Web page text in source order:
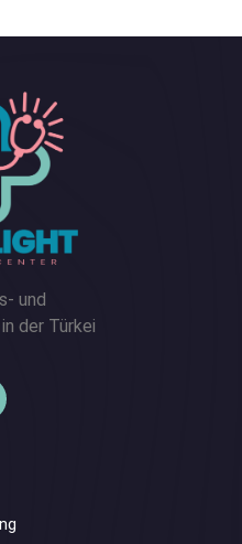
und
der Türkei